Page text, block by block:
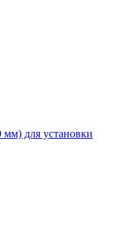
для установки